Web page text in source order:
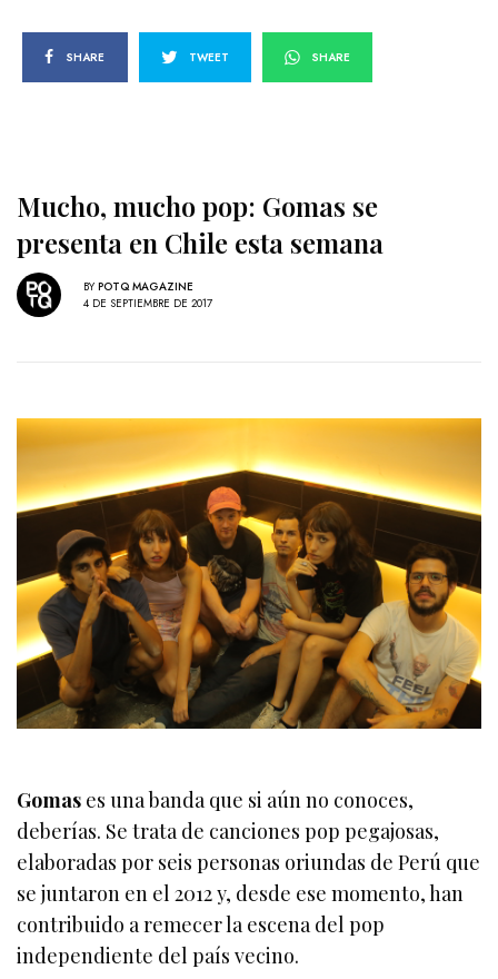
SHARE TWEET SHARE
Mucho, mucho pop: Gomas se
presenta en Chile esta semana
BY POTQ MAGAZINE
4 DE SEPTIEMBRE DE 2017
Gomas es una banda que si aún no conoces,
deberías. Se trata de canciones pop pegajosas,
elaboradas por seis personas oriundas de Perú que
se juntaron en el 2012 y, desde ese momento, han
contribuido a remecer la escena del pop
independiente del país vecino.